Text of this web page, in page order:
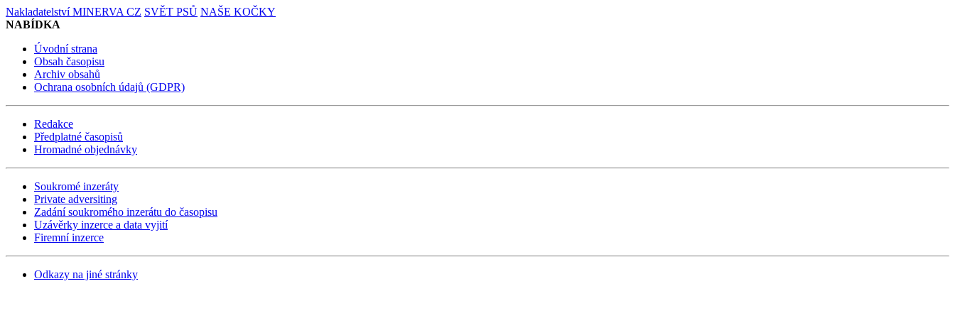
Nakladatelství MINERVA CZ SVĚT PSŮ NAŠE KOČKY
NABÍDKA
Úvodní strana
Obsah časopisu
Archiv obsahů
Ochrana osobních údajů (GDPR)
Redakce
Předplatné časopisů
Hromadné objednávky
Soukromé inzeráty
Private adversiting
Zadání soukromého inzerátu do časopisu
Uzávěrky inzerce a data vyjití
Firemní inzerce
Odkazy na jiné stránky